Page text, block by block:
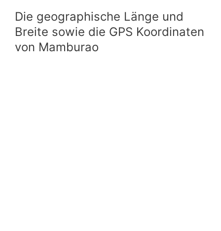
Die geographische Länge und
Breite sowie die GPS Koordinaten
von Mamburao